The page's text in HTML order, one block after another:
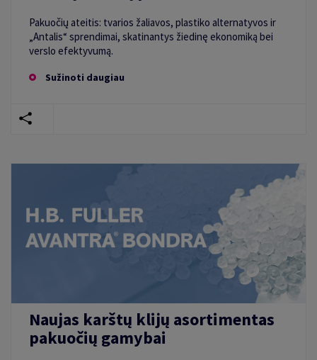
Pakuočių ateitis: tvarios žaliavos, plastiko alternatyvos ir
„Antalis“ sprendimai, skatinantys žiedinę ekonomiką bei
verslo efektyvumą.
Sužinoti daugiau
Naujas karštų klijų asortimentas
pakuočių gamybai